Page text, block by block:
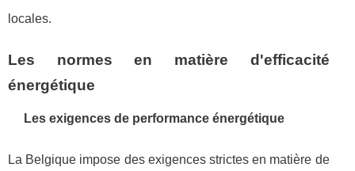
locales.
Les normes en matière d'efficacité
énergétique
Les exigences de performance énergétique
La Belgique impose des exigences strictes en matière de